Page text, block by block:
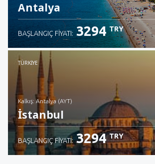
Antalya
İncele
BAŞLANGIÇ FIYATI: 3294 TRY
TÜRKIYE
Kalkış: Antalya (AYT)
İstanbul
BAŞLANGIÇ FIYATI: 3294 TRY